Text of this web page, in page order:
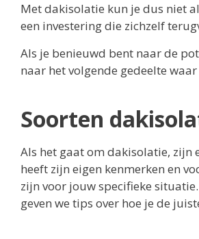
Met dakisolatie kun je dus niet
een investering die zichzelf
Als je benieuwd bent naar de
naar het volgende gedeelte
Soorten
Als het gaat om dakisolatie,
heeft zijn eigen kenmerken en
zijn voor jouw specifieke
geven we tips over hoe je de